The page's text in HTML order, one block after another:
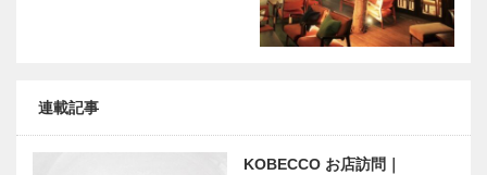
連載記事
KOBECCO お店訪問｜